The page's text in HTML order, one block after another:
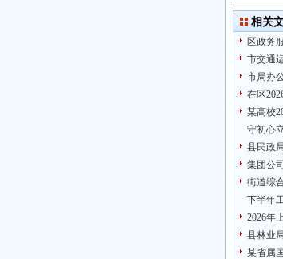
相关
区政务
市交通
市局办
在区
某高校
守初心
县民政
集团公
街道综
下半年
2026年
县林业
某省属